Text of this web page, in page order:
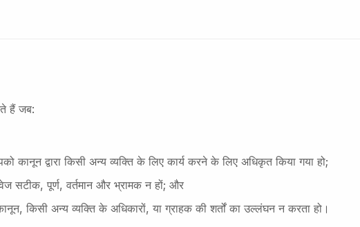
हैं जब:
कानून द्वारा किसी अन्य व्यक्ति के लिए कार्य करने के लिए अधिकृत किया गया हो;
सटीक, पूर्ण, वर्तमान और भ्रामक न हों; और
किसी अन्य व्यक्ति के अधिकारों, या ग्राहक की शर्तों का उल्लंघन न करता हो।